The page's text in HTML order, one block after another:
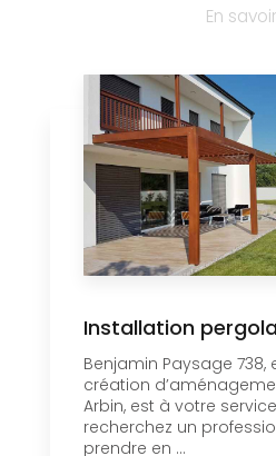
En
Installation
Benjamin Paysage 738,
création
Arbin, est à votre
recherchez un
prendre en ...